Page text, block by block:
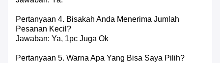
Pertanyaan 4. Bisakah Anda Menerima Jumlah
Pesanan Kecil?
Jawaban: Ya, 1pc Juga Ok
Pertanyaan 5. Warna Apa Yang Bisa Saya Pilih?